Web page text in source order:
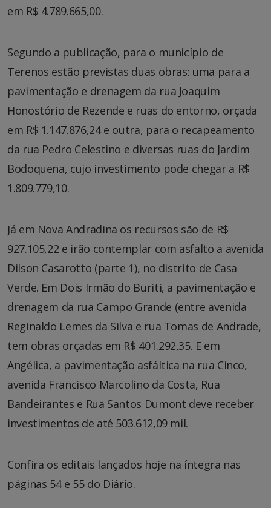
em R$ 4.789.665,00.
Segundo a publicação, para o município de
Terenos estão previstas duas obras: uma para a
pavimentação e drenagem da rua Joaquim
Honostório de Rezende e ruas do entorno, orçada
em R$ 1.147.876,24 e outra, para o recapeamento
da rua Pedro Celestino e diversas ruas do Jardim
Bodoquena, cujo investimento pode chegar a R$
1.809.779,10.
Já em Nova Andradina os recursos são de R$
927.105,22 e irão contemplar com asfalto a avenida
Dilson Casarotto (parte 1), no distrito de Casa
Verde. Em Dois Irmão do Buriti, a pavimentação e
drenagem da rua Campo Grande (entre avenida
Reginaldo Lemes da Silva e rua Tomas de Andrade,
tem obras orçadas em R$ 401.292,35. E em
Angélica, a pavimentação asfáltica na rua Cinco,
avenida Francisco Marcolino da Costa, Rua
Bandeirantes e Rua Santos Dumont deve receber
investimentos de até 503.612,09 mil.
Confira os editais lançados hoje na íntegra nas
páginas 54 e 55 do Diário.